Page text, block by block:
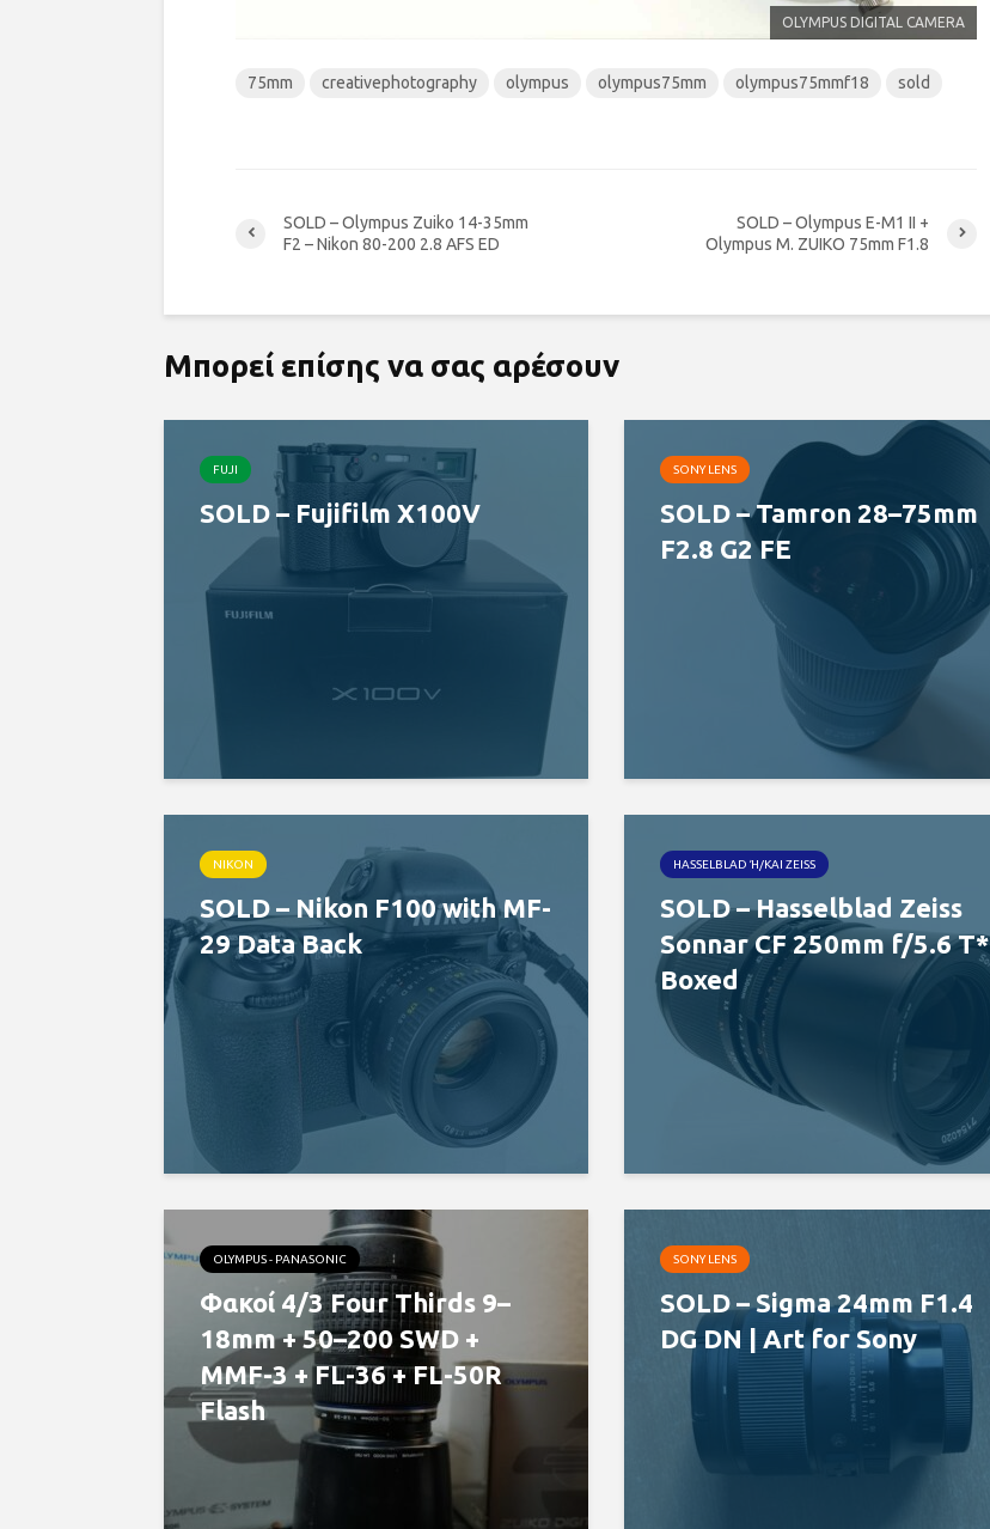
OLYMPUS DIGITAL CAMERA
75mm creativephotography olympus olympus75mm olympus75mmf18 sold
SOLD – Olympus Zuiko 14-35mm
F2 – Nikon 80-200 2.8 AFS ED
SOLD – Olympus E-M1 II +
Olympus M. ZUIKO 75mm F1.8
Μπορεί επίσης να σας αρέσουν
FUJI
SOLD – Fujifilm X100V
SONY LENS
SOLD – Tamron 28–75mm
F2.8 G2 FE
NIKON
SOLD – Nikon F100 with MF-
29 Data Back
HASSELBLAD Ή/ΚΑΙ ZEISS
SOLD – Hasselblad Zeiss
Sonnar CF 250mm f/5.6 T*
Boxed
OLYMPUS - PANASONIC
Φακοί 4/3 Four Thirds 9–
18mm + 50–200 SWD +
MMF-3 + FL-36 + FL-50R
Flash
SONY LENS
SOLD – Sigma 24mm F1.4
DG DN | Art for Sony